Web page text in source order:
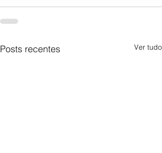
Posts recentes Ver tudo